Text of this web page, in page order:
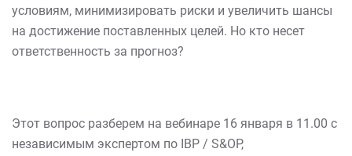
условиям, минимизировать риски и увеличить шансы
на достижение поставленных целей. Но кто несет
ответственность за прогноз?
Этот вопрос разберем на вебинаре 16 января в 11.00 с
независимым экспертом по IBP / S&OP,